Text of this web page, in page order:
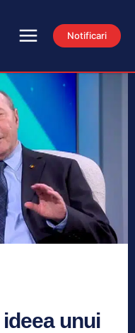
Notificari
unui